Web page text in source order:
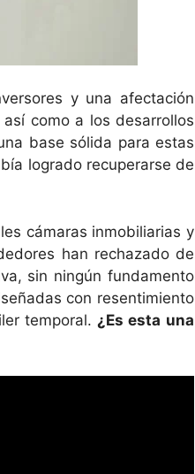
y una afectación
como a los desarrollos
base sólida para estas
logrado recuperarse de
cámaras inmobiliarias y
han rechazado de
sin ningún fundamento
con resentimiento
temporal. ¿Es esta una